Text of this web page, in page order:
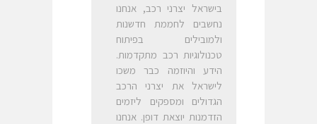
בישראל יצרני רכב, אנחנו
נחשבים לחממת חדשנות
ולמובילים בפיתוח
טכנולוגיות רכב מתקדמות.
הידע והיוזמה כבר משכו
לישראל את יצרני הרכב
הגדולים ומספקים ליזמים
הזדמנות יוצאת דופן. אנחנו